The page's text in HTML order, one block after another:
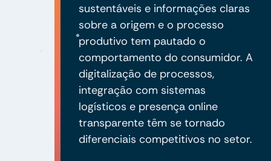
sustentáveis e informações claras
sobre a origem e o processo
produtivo tem pautado o
comportamento do consumidor. A
digitalização de processos,
integração com sistemas
logísticos e presença online
transparente têm se tornado
diferenciais competitivos no setor.